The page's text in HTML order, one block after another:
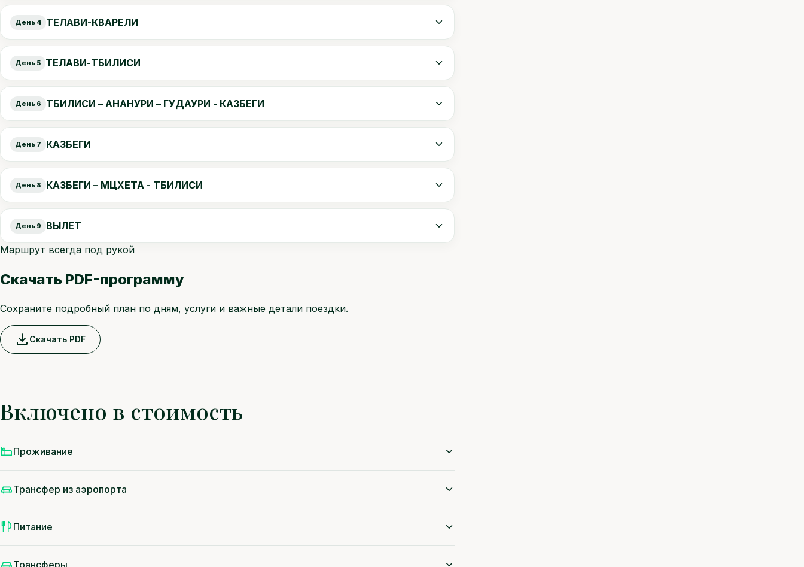
День 4 ТЕЛАВИ-КВАРЕЛИ
День 5 ТЕЛАВИ-ТБИЛИСИ
День 6 ТБИЛИСИ – АНАНУРИ – ГУДАУРИ - КАЗБЕГИ
День 7 КАЗБЕГИ
День 8 КАЗБЕГИ – МЦХЕТА - ТБИЛИСИ
День 9 ВЫЛЕТ
Маршрут всегда под рукой
Скачать PDF-программу
Сохраните подробный план по дням, услуги и важные детали поездки.
Скачать PDF
Включено в стоимость
Проживание
Трансфер из аэропорта
Питание
Трансферы